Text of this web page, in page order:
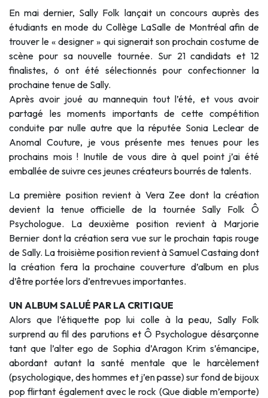
En mai dernier, Sally Folk lançait un concours auprès des
étudiants en mode du Collège LaSalle de Montréal afin de
trouver le « designer » qui signerait son prochain costume de
scène pour sa nouvelle tournée. Sur 21 candidats et 12
finalistes, 6 ont été sélectionnés pour confectionner la
prochaine tenue de Sally.
Après avoir joué au mannequin tout l’été, et vous avoir
partagé les moments importants de cette compétition
conduite par nulle autre que la réputée Sonia Leclear de
Anomal Couture, je vous présente mes tenues pour les
prochains mois ! Inutile de vous dire à quel point j’ai été
emballée de suivre ces jeunes créateurs bourrés de talents.
La première position revient à Vera Zee dont la création
devient la tenue officielle de la tournée Sally Folk Ô
Psychologue. La deuxième position revient à Marjorie
Bernier dont la création sera vue sur le prochain tapis rouge
de Sally. La troisième position revient à Samuel Castaing dont
la création fera la prochaine couverture d’album en plus
d’être portée lors d’entrevues importantes.
UN ALBUM SALUÉ PAR LA CRITIQUE
Alors que l’étiquette pop lui colle à la peau, Sally Folk
surprend au fil des parutions et Ô Psychologue désarçonne
tant que l’alter ego de Sophia d’Aragon Krim s’émancipe,
abordant autant la santé mentale que le harcèlement
(psychologique, des hommes et j’en passe) sur fond de bijoux
pop flirtant également avec le rock (Que diable m’emporte)